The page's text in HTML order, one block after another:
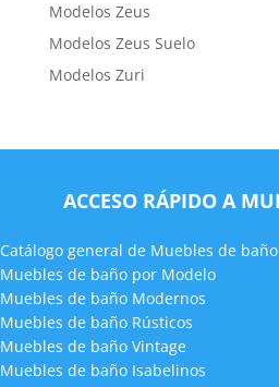
Modelos Zeus
Modelos Zeus Suelo
Modelos Zuri
ACCESO RÁPIDO A
Catálogo general de Muebles de baño
Muebles de baño por Modelo
Muebles de baño Modernos
Muebles de baño Rústicos
Muebles de baño Vintage
Muebles de baño Isabelinos